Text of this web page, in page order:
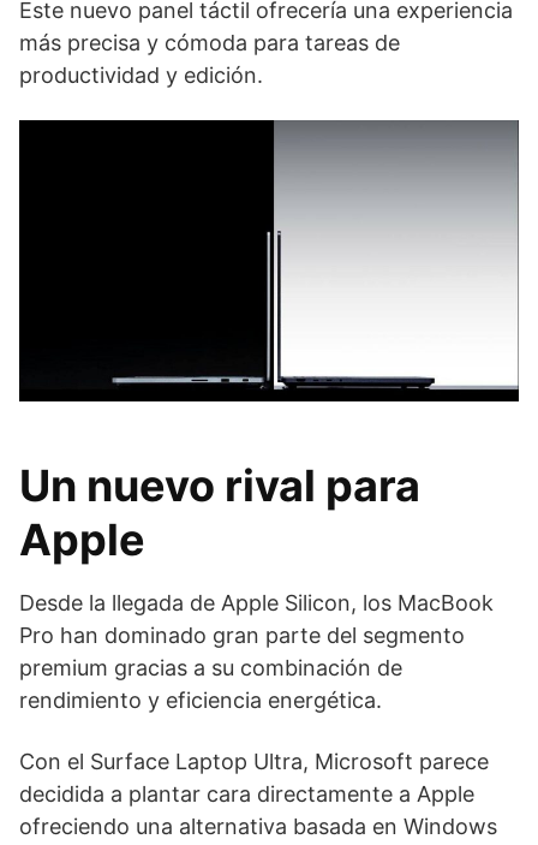
Este nuevo panel táctil ofrecería una experiencia
más precisa y cómoda para tareas de
productividad y edición.
Un nuevo rival para
Apple
Desde la llegada de Apple Silicon, los MacBook
Pro han dominado gran parte del segmento
premium gracias a su combinación de
rendimiento y eficiencia energética.
Con el Surface Laptop Ultra, Microsoft parece
decidida a plantar cara directamente a Apple
ofreciendo una alternativa basada en Windows